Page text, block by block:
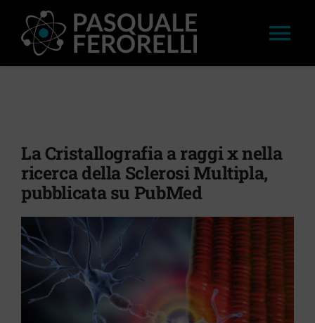
contenuto
APPROFONDIMENTI
STAMPA
CONVEGNI E WORKSHOP
La Cristallografia a raggi x nella
ricerca della Sclerosi Multipla,
pubblicata su PubMed